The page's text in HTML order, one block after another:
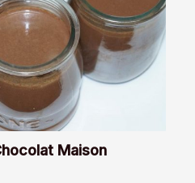
Maison